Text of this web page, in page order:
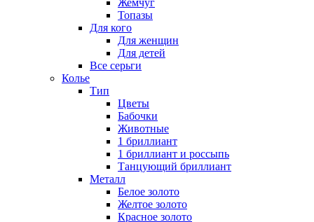
Жемчуг
Топазы
Для кого
Для женщин
Для детей
Все серьги
Колье
Тип
Цветы
Бабочки
Животные
1 бриллиант
1 бриллиант и россыпь
Танцующий бриллиант
Металл
Белое золото
Желтое золото
Красное золото